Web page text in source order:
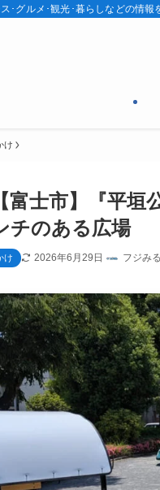
･グルメ･観光･暮らしなどの情報
け
【富士市】『平
チのある広場
け 2026年6月29日 フジみ